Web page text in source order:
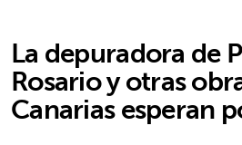
La depuradora de
Rosario y otras
Canarias esperan